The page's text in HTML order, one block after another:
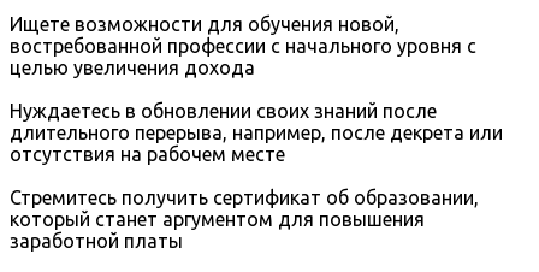
Ищете возможности для обучения новой,
востребованной профессии с начального уровня с
целью увеличения дохода
Нуждаетесь в обновлении своих знаний после
длительного перерыва, например, после декрета или
отсутствия на рабочем месте
Стремитесь получить сертификат об образовании,
который станет аргументом для повышения
заработной платы